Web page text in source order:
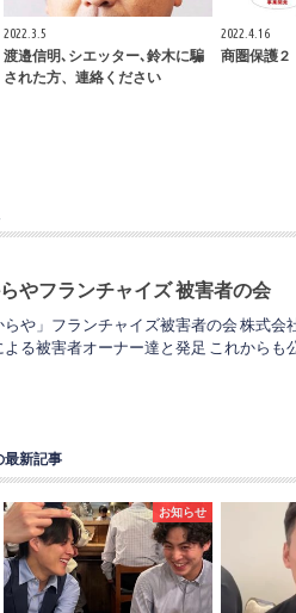
2022.3.5
渡邉信明､シエッター､鈴木に騙
された方、連絡ください
2022.4.16
商圏保護 2
やフランチャイズ 被害者の会
らや」フランチャイズ被害者の会 株式
よる被害者オーナー達と発足 これから
最新記事
お知らせ